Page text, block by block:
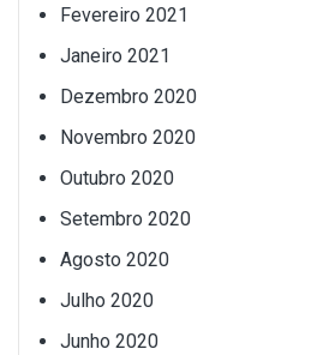
Fevereiro 2021
Janeiro 2021
Dezembro 2020
Novembro 2020
Outubro 2020
Setembro 2020
Agosto 2020
Julho 2020
Junho 2020